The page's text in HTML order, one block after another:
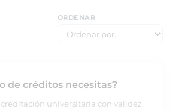
ORDENAR
de créditos necesitas?
universitaria con validez